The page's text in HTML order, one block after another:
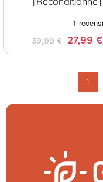
39,99 € 27,99 €
1